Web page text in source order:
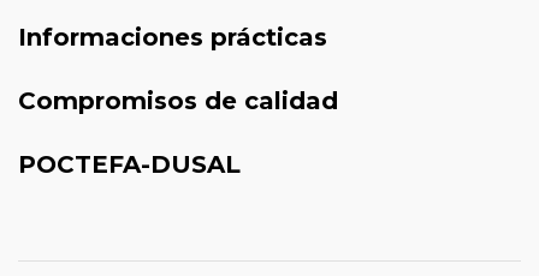
Informaciones prácticas
Compromisos de calidad
POCTEFA-DUSAL